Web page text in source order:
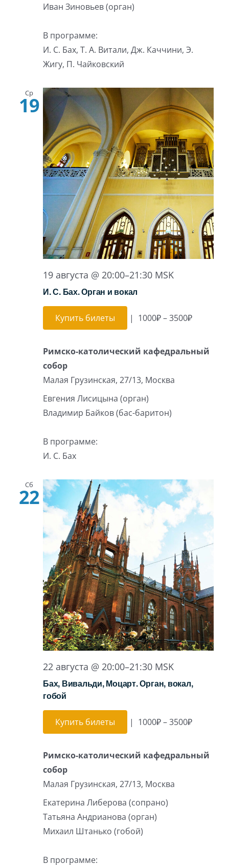
Иван Зиновьев (орган)
В программе:
И. С. Бах, Т. А. Витали, Дж. Каччини, Э.
Жигу, П. Чайковский
Ср
19
19 августа @ 20:00–21:30 MSK
И. С. Бах. Орган и вокал
Купить билеты | 1000₽ – 3500₽
Римско-католический кафедральный
собор
Малая Грузинская, 27/13, Москва
Евгения Лисицына (орган)
Владимир Байков (бас-баритон)
В программе:
И. С. Бах
Сб
22
22 августа @ 20:00–21:30 MSK
Бах, Вивальди, Моцарт. Орган, вокал,
гобой
Купить билеты | 1000₽ – 3500₽
Римско-католический кафедральный
собор
Малая Грузинская, 27/13, Москва
Екатерина Либерова (сопрано)
Татьяна Андрианова (орган)
Михаил Штанько (гобой)
В программе: